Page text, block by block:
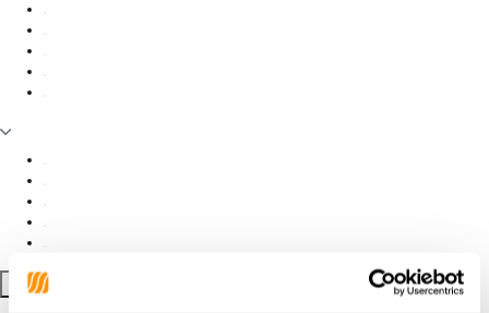
Filter toepassen